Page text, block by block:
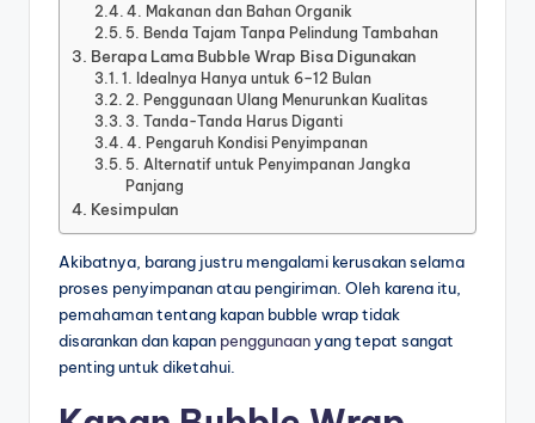
4. Makanan dan Bahan Organik
5. Benda Tajam Tanpa Pelindung Tambahan
Berapa Lama Bubble Wrap Bisa Digunakan
1. Idealnya Hanya untuk 6–12 Bulan
2. Penggunaan Ulang Menurunkan Kualitas
3. Tanda-Tanda Harus Diganti
4. Pengaruh Kondisi Penyimpanan
5. Alternatif untuk Penyimpanan Jangka
Panjang
Kesimpulan
Akibatnya, barang justru mengalami kerusakan selama
proses penyimpanan atau pengiriman. Oleh karena itu,
pemahaman tentang kapan bubble wrap tidak
disarankan dan kapan penggunaanyang tepat sangat
penting untuk diketahui.